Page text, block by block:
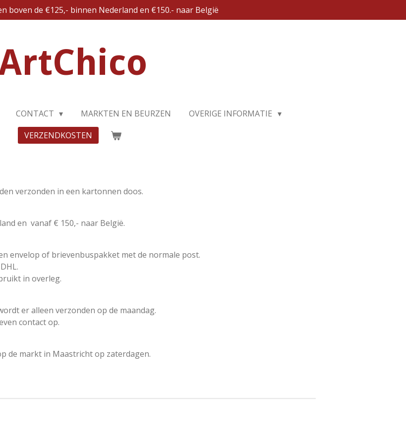
boven de €125,- binnen Nederland en €150.- naar België
CONTACT MARKTEN EN BEURZEN
OVERIGE INFORMATIE
VERZENDKOSTEN
verzonden in een kartonnen doos.
en vanaf € 150,- naar België.
envelop of brievenbuspakket met de normale post.
in overleg.
er alleen verzonden op de maandag.
contact op.
de markt in Maastricht op zaterdagen.